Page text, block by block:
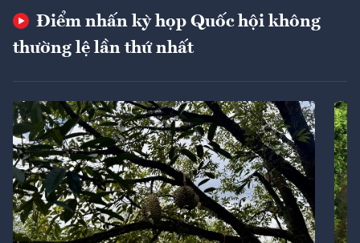
Điểm nhấn kỳ họp Quốc hội không
thường lệ lần thứ nhất